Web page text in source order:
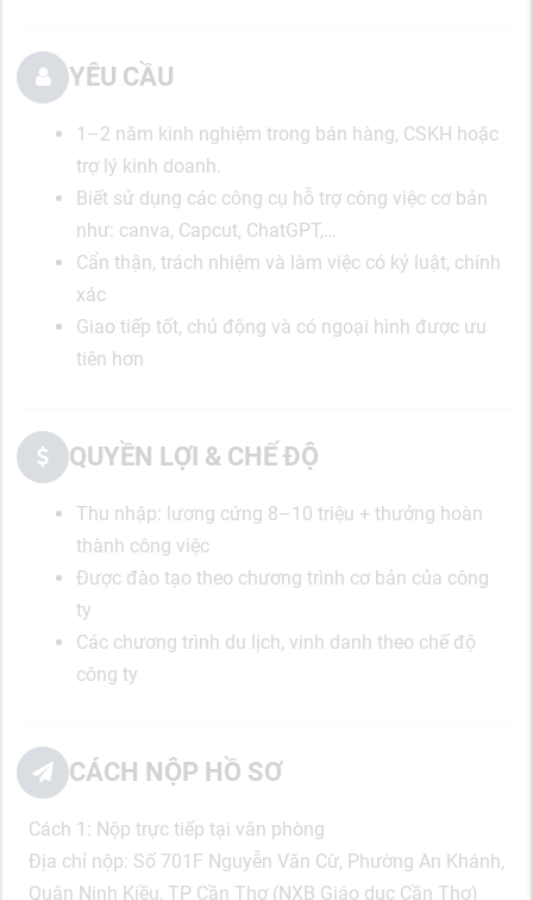
YÊU CẦU
1–2 năm kinh nghiệm trong bán hàng, CSKH hoặc
trợ lý kinh doanh.
Biết sử dụng các công cụ hỗ trợ công việc cơ bản
như: canva, Capcut, ChatGPT,…
Cẩn thận, trách nhiệm và làm việc có kỷ luật, chính
xác
Giao tiếp tốt, chủ động và có ngoại hình được ưu
tiên hơn
QUYỀN LỢI & CHẾ ĐỘ
Thu nhập: lương cứng 8–10 triệu + thưởng hoàn
thành công việc
Được đào tạo theo chương trình cơ bản của công
ty
Các chương trình du lịch, vinh danh theo chế độ
công ty
CÁCH NỘP HỒ SƠ
Cách 1: Nộp trực tiếp tại văn phòng
Địa chỉ nộp: Số 701F Nguyễn Văn Cừ, Phường An Khánh,
Quận Ninh Kiều, TP Cần Thơ (NXB Giáo dục Cần Thơ)